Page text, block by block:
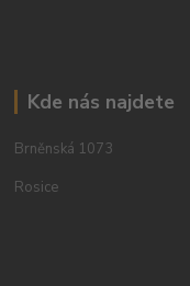
Kde nás najdete
Brněnská 1073
Rosice